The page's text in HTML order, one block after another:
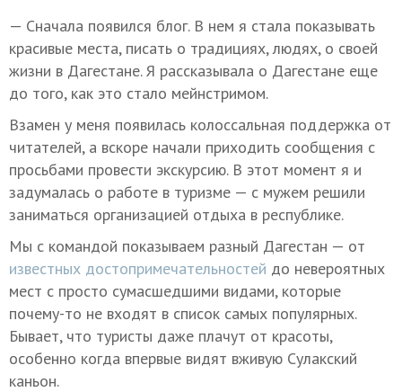
— Сначала появился блог. В нем я стала показывать
красивые места, писать о традициях, людях, о своей
жизни в Дагестане. Я рассказывала о Дагестане еще
до того, как это стало мейнстримом.
Взамен у меня появилась колоссальная поддержка от
читателей, а вскоре начали приходить сообщения с
просьбами провести экскурсию. В этот момент я и
задумалась о работе в туризме — с мужем решили
заниматься организацией отдыха в республике.
Мы с командой показываем разный Дагестан — от
известных достопримечательностей до невероятных
мест с просто сумасшедшими видами, которые
почему-то не входят в список самых популярных.
Бывает, что туристы даже плачут от красоты,
особенно когда впервые видят вживую Сулакский
каньон.